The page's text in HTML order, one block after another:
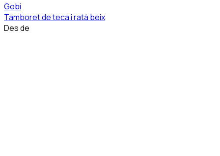
Gobi
Tamboret de teca i ratà beix
Des de